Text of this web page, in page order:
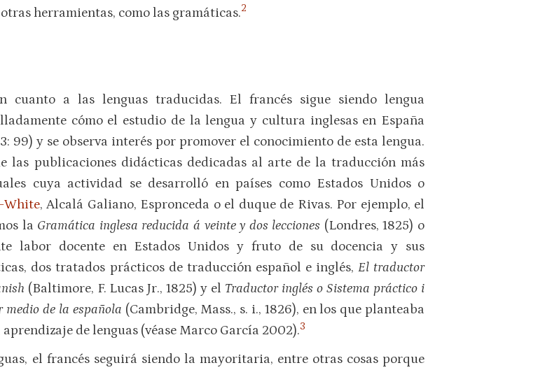
herramientas, como las gramáticas.2
a las lenguas traducidas. El francés sigue siendo lengua
cómo el estudio de la lengua y cultura inglesas en España
99) y se observa interés por promover el conocimiento de esta lengua.
las publicaciones didácticas dedicadas al arte de la traducción más
cuya actividad se desarrolló en países como Estados Unidos o
, Alcalá Galiano, Espronceda o el duque de Rivas. Por ejemplo, el
la Gramática inglesa reducida á veinte y dos lecciones (Londres, 1825) o
labor docente en Estados Unidos y fruto de su docencia y sus
dos tratados prácticos de traducción español e inglés, El traductor
(Baltimore, F. Lucas Jr., 1825) y el Traductor inglés o Sistema práctico i
de la española (Cambridge, Mass., s. i., 1826), en los que planteaba
de lenguas (véase Marco García 2002).3
el francés seguirá siendo la mayoritaria, entre otras cosas porque